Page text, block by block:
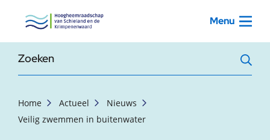
, startpagina Menu
Zoekterm
Home Actueel
Nieuws
Veilig zwemmen in buitenwater